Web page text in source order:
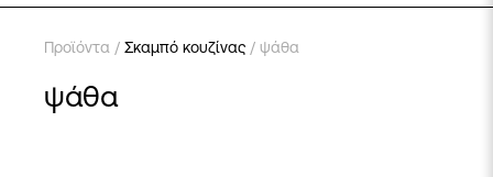
Προϊόντα / Σκαμπό κουζίνας / ψάθα
ψάθα